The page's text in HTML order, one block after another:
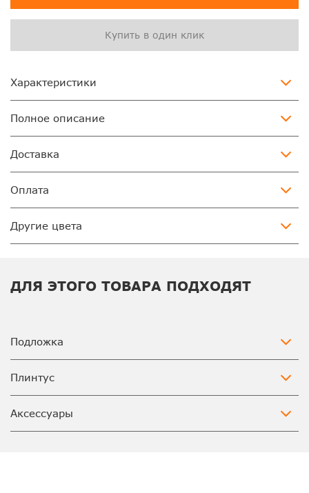
Купить в один клик
Характеристики
Полное описание
Доставка
Оплата
Другие цвета
ДЛЯ ЭТОГО ТОВАРА ПОДХОДЯТ
Подложка
Плинтус
Аксессуары